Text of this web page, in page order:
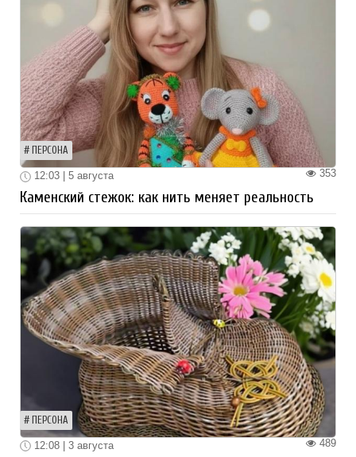
ПЕРСОНА
353
12:03 | 5 августа
Каменский стежок: как нить меняет реальность
ПЕРСОНА
489
12:08 | 3 августа